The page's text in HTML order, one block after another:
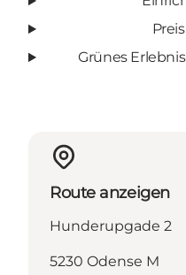
Grünes
Route anzeigen
Hunderupgade 2
5230 Odense M